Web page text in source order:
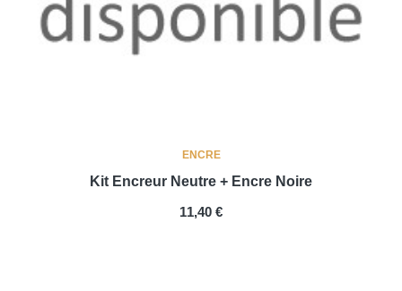
ENCRE
Kit Encreur Neutre + Encre Noire
PRIX
11,40 €